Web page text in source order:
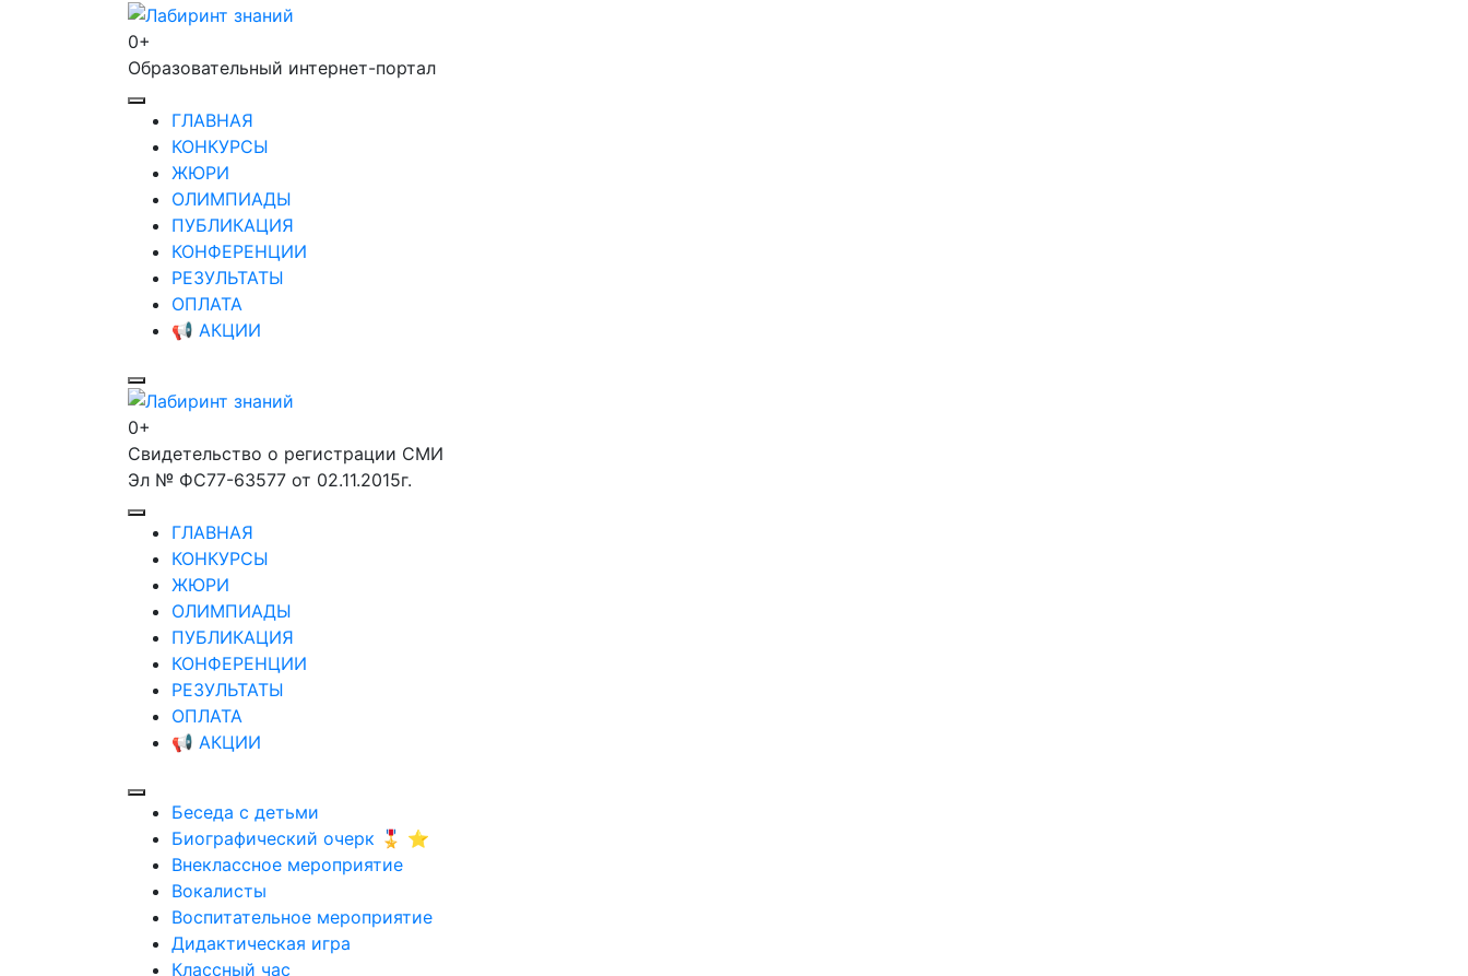
Лабиринт знаний
0+
Образовательный интернет-портал
ГЛАВНАЯ
КОНКУРСЫ
ЖЮРИ
ОЛИМПИАДЫ
ПУБЛИКАЦИЯ
КОНФЕРЕНЦИИ
РЕЗУЛЬТАТЫ
ОПЛАТА
📢 АКЦИИ
Лабиринт знаний
0+
Свидетельство о регистрации СМИ
Эл № ФС77-63577 от 02.11.2015г.
ГЛАВНАЯ
КОНКУРСЫ
ЖЮРИ
ОЛИМПИАДЫ
ПУБЛИКАЦИЯ
КОНФЕРЕНЦИИ
РЕЗУЛЬТАТЫ
ОПЛАТА
📢 АКЦИИ
Беседа с детьми
Биографический очерк 🎖️ ⭐
Внеклассное мероприятие
Вокалисты
Воспитательное мероприятие
Дидактическая игра
Классный час